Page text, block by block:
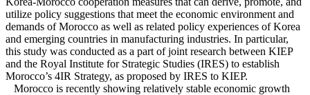
utilize policy suggestions that meet the economic environment and
demands of Morocco as well as related policy experiences of Korea
and emerging countries in manufacturing industries. In particular,
this study was conducted as a part of joint research between KIEP
and the Royal Institute for Strategic Studies (IRES) to establish
Morocco’s 4IR Strategy, as proposed by IRES to KIEP.
Morocco is recently showing relatively stable economic growth